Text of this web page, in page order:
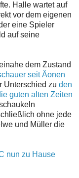
Halle wartet auf
vor dem eigenen
eine Spieler
auf seine
dem Zustand
seit Äonen
Unterschied zu den
guten alten Zeiten
ohne jede
und Müller die
nun zu Hause